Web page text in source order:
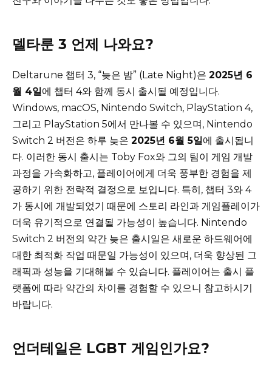
델타룬 3 언제 나와요?
Deltarune 챕터 3, “늦은 밤” (Late Night)은 2025년 6
월 4일에 챕터 4와 함께 동시 출시될 예정입니다.
Windows, macOS, Nintendo Switch, PlayStation 4,
그리고 PlayStation 5에서 만나볼 수 있으며, Nintendo
Switch 2 버전은 하루 늦은 2025년 6월 5일에 출시됩니
다. 이러한 동시 출시는 Toby Fox와 그의 팀이 게임 개발
과정을 가속화하고, 플레이어에게 더욱 풍부한 경험을 제
공하기 위한 전략적 결정으로 보입니다. 특히, 챕터 3와 4
가 동시에 개발되었기 때문에 스토리 라인과 게임플레이가
더욱 유기적으로 연결될 가능성이 높습니다. Nintendo
Switch 2 버전의 약간 늦은 출시일은 새로운 하드웨어에
대한 최적화 작업 때문일 가능성이 있으며, 더욱 향상된 그
래픽과 성능을 기대해볼 수 있습니다. 플레이어는 출시 플
랫폼에 따라 약간의 차이를 경험할 수 있으니 참고하시기
바랍니다.
언더테일은 LGBT 게임인가요?